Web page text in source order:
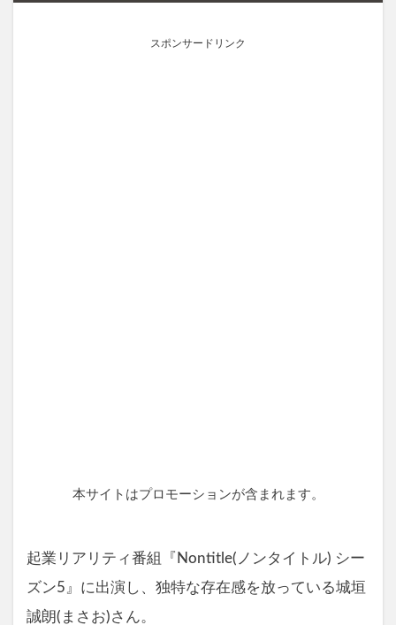
スポンサードリンク
本サイトはプロモーションが含まれます。
起業リアリティ番組『Nontitle(ノンタイトル) シー
ズン5』に出演し、独特な存在感を放っている城垣
誠朗(まさお)さん。